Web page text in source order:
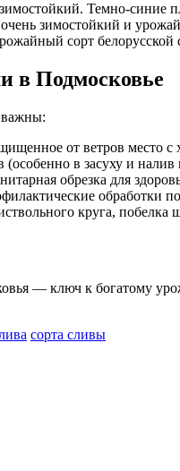
Темно-синие
зимостойкий и
сорт белорусской
в Подмосковье
важны:
от ветров место
(особенно в засуху и
обрезка для
обработки
круга,
— ключ к богатому
сорта сливы